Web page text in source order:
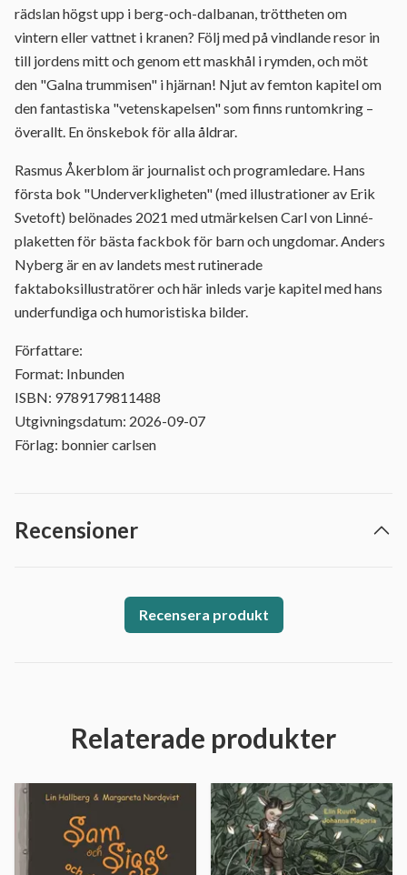
rädslan högst upp i berg-och-dalbanan, tröttheten om
vintern eller vattnet i kranen? Följ med på vindlande resor in
till jordens mitt och genom ett maskhål i rymden, och möt
den "Galna trummisen" i hjärnan! Njut av femton kapitel om
den fantastiska "vetenskapelsen" som finns runtomkring –
överallt. En önskebok för alla åldrar.
Rasmus Åkerblom är journalist och programledare. Hans
första bok "Underverkligheten" (med illustrationer av Erik
Svetoft) belönades 2021 med utmärkelsen Carl von Linné-
plaketten för bästa fackbok för barn och ungdomar. Anders
Nyberg är en av landets mest rutinerade
faktaboksillustratörer och här inleds varje kapitel med hans
underfundiga och humoristiska bilder.
Författare:
Format: Inbunden
ISBN: 9789179811488
Utgivningsdatum: 2026-09-07
Förlag: bonnier carlsen
Recensioner
Recensera produkt
Relaterade produkter